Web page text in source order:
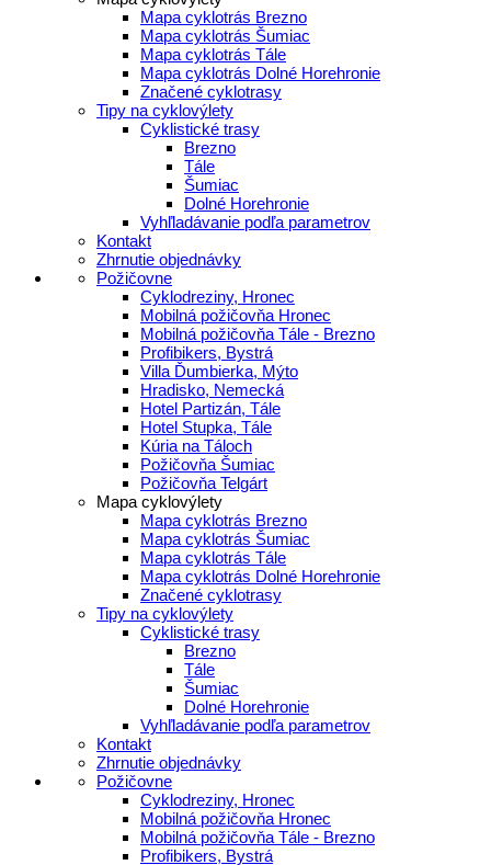
Mapa cyklotrás Brezno
Mapa cyklotrás Šumiac
Mapa cyklotrás Tále
Mapa cyklotrás Dolné Horehronie
Značené cyklotrasy
Tipy na cyklovýlety
Cyklistické trasy
Brezno
Tále
Šumiac
Dolné Horehronie
Vyhľladávanie podľa parametrov
Kontakt
Zhrnutie objednávky
Požičovne
Cyklodreziny, Hronec
Mobilná požičovňa Hronec
Mobilná požičovňa Tále - Brezno
Profibikers, Bystrá
Villa Ďumbierka, Mýto
Hradisko, Nemecká
Hotel Partizán, Tále
Hotel Stupka, Tále
Kúria na Táloch
Požičovňa Šumiac
Požičovňa Telgárt
Mapa cyklovýlety
Mapa cyklotrás Brezno
Mapa cyklotrás Šumiac
Mapa cyklotrás Tále
Mapa cyklotrás Dolné Horehronie
Značené cyklotrasy
Tipy na cyklovýlety
Cyklistické trasy
Brezno
Tále
Šumiac
Dolné Horehronie
Vyhľladávanie podľa parametrov
Kontakt
Zhrnutie objednávky
Požičovne
Cyklodreziny, Hronec
Mobilná požičovňa Hronec
Mobilná požičovňa Tále - Brezno
Profibikers, Bystrá